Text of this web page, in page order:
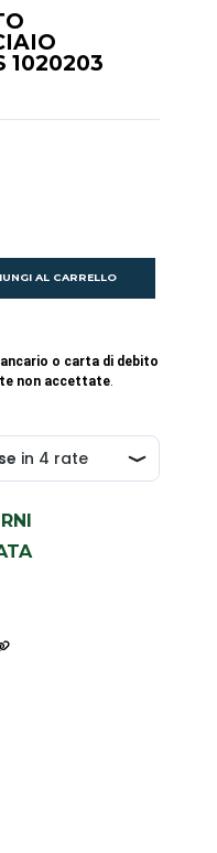
1020203
AL CARRELLO
o carta di debito
non accettate.